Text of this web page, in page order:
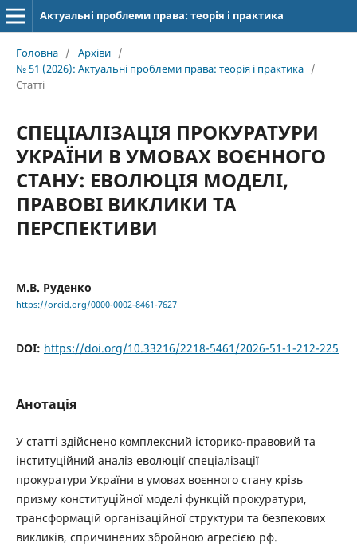
Актуальні проблеми права: теорія і практика
Головна / Архіви /
№ 51 (2026): Актуальні проблеми права: теорія і практика /
Статті
СПЕЦІАЛІЗАЦІЯ ПРОКУРАТУРИ
УКРАЇНИ В УМОВАХ ВОЄННОГО
СТАНУ: ЕВОЛЮЦІЯ МОДЕЛІ,
ПРАВОВІ ВИКЛИКИ ТА
ПЕРСПЕКТИВИ
М.В. Руденко
https://orcid.org/0000-0002-8461-7627
DOI: https://doi.org/10.33216/2218-5461/2026-51-1-212-225
Анотація
У статті здійснено комплексний історико-правовий та
інституційний аналіз еволюції спеціалізації
прокуратури України в умовах воєнного стану крізь
призму конституційної моделі функцій прокуратури,
трансформацій організаційної структури та безпекових
викликів, спричинених збройною агресією рф.